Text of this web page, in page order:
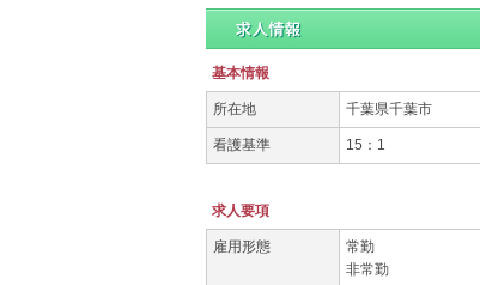
基本情報
所在地 千葉県千葉市
看護基準 15：1
求人要項
雇用形態
常勤
非常勤